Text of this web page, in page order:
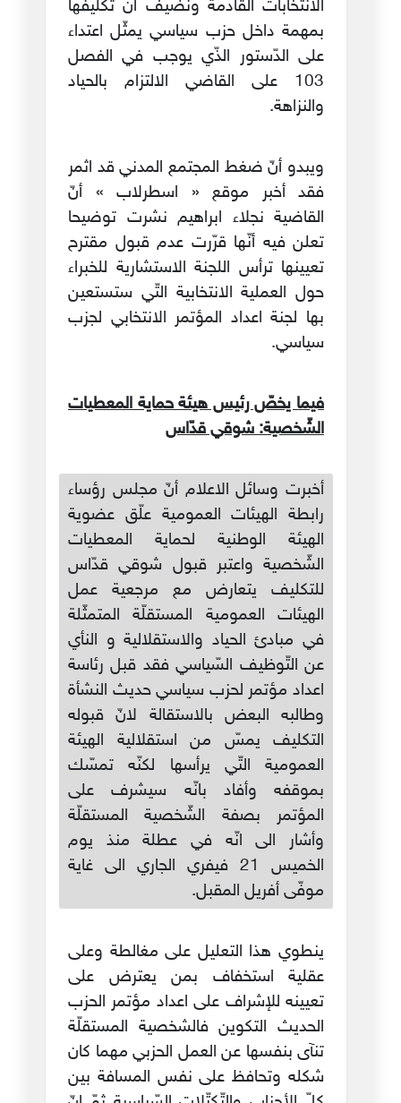
الانتخابات القادمة ونضيف ان تكليفها
بمهمة داخل حزب سياسي يمثّل اعتداء
على الدّستور الذّي يوجب في الفصل
103 على القاضي الالتزام بالحياد
والنزاهة.
ويبدو أنّ ضغط المجتمع المدني قد اثمر
فقد أخبر موقع « اسطرلاب » أنّ
القاضية نجلاء ابراهيم نشرت توضيحا
تعلن فيه أنّها قرّرت عدم قبول مقترح
تعيينها ترأس اللجنة الاستشارية للخبراء
حول العملية الانتخابية التّي ستستعين
بها لجنة اعداد المؤتمر الانتخابي لجزب
سياسي.
فيما يخصّ رئيس هيئة حماية المعطيات
الشّخصية: شوقي قدّاس
أخبرت وسائل الاعلام أنّ مجلس رؤساء
رابطة الهيئات العمومية علّق عضوية
الهيئة الوطنية لحماية المعطيات
الشّخصية واعتبر قبول شوقي قدّاس
للتكليف يتعارض مع مرجعية عمل
الهيئات العمومية المستقلّة المتمثّلة
في مبادئ الحياد والاستقلالية و النأي
عن التّوظيف السّياسي فقد قبل رئاسة
اعداد مؤتمر لحزب سياسي حديث النشأة
وطالبه البعض بالاستقالة لانّ قبوله
التكليف يمسّ من استقلالية الهيئة
العمومية التّي يرأسها لكنّه تمسّك
بموقفه وأفاد بانّه سيشرف على
المؤتمر بصفة الشّخصية المستقلّة
وأشار الى انّه في عطلة منذ يوم
الخميس 21 فيفري الجاري الى غاية
موفّى أفريل المقبل.
ينطوي هذا التعليل على مغالطة وعلى
عقلية استخفاف بمن يعترض على
تعيينه للإشراف على اعداد مؤتمر الحزب
الحديث التكوين فالشخصية المستقلّة
تنآى بنفسها عن العمل الحزبي مهما كان
شكله وتحافظ على نفس المسافة بين